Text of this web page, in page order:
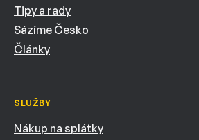
Tipy a rady
Sázíme Česko
Články
SLUŽBY
Nákup na splátky